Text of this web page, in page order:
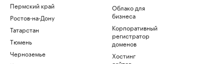
Пермский край
Ростов-на-Дону
Татарстан
Тюмень
Черноземье
Облако для
бизнеса
Корпоративный
регистратор
доменов
Хостинг